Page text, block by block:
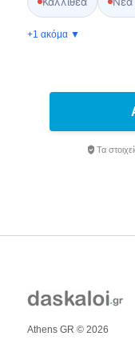
+1 ακόμα ▼
Τα
Athens GR © 2026